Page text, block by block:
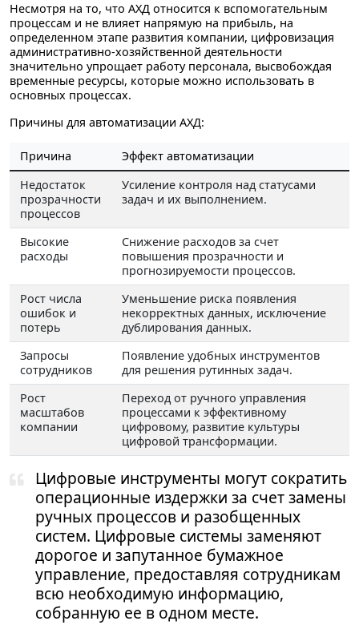
Несмотря на то, что АХД относится к вспомогательным
процессам и не влияет напрямую на прибыль, на
определенном этапе развития компании, цифровизация
административно-хозяйственной деятельности
значительно упрощает работу персонала, высвобождая
временные ресурсы, которые можно использовать в
основных процессах.
Причины для автоматизации АХД:
Причина
Эффект автоматизации
Недостаток
прозрачности
процессов
Усиление контроля над статусами
задач и их выполнением.
Высокие
расходы
Снижение расходов за счет
повышения прозрачности и
прогнозируемости процессов.
Рост числа
ошибок и
потерь
Уменьшение риска появления
некорректных данных, исключение
дублирования данных.
Запросы
сотрудников
Появление удобных инструментов
для решения рутинных задач.
Рост
масштабов
компании
Переход от ручного управления
процессами к эффективному
цифровому, развитие культуры
цифровой трансформации.
Цифровые инструменты могут сократить
операционные издержки за счет замены
ручных процессов и разобщенных
систем. Цифровые системы заменяют
дорогое и запутанное бумажное
управление, предоставляя сотрудникам
всю необходимую информацию,
собранную ее в одном месте.